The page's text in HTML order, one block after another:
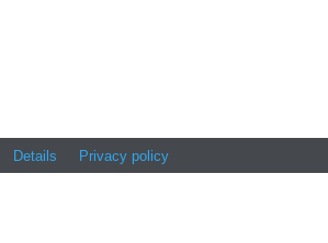
Details Privacy policy